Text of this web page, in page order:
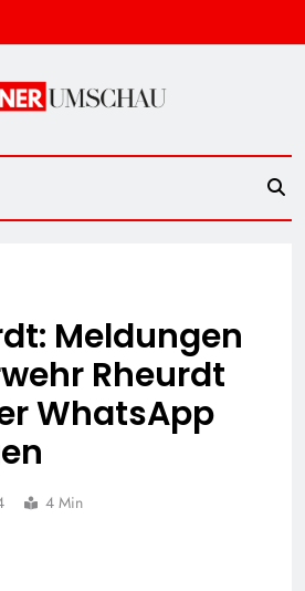
Umschau
Meldungen
Rheurdt
WhatsApp
4 Min